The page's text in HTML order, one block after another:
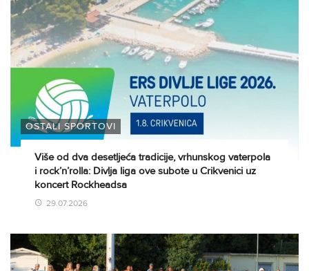
OSTALI SPORTOVI
Više od dva desetljeća tradicije, vrhunskog vaterpola
i rock’n’rolla: Divlja liga ove subote u Crikvenici uz
koncert Rockheadsa
29.07.2026